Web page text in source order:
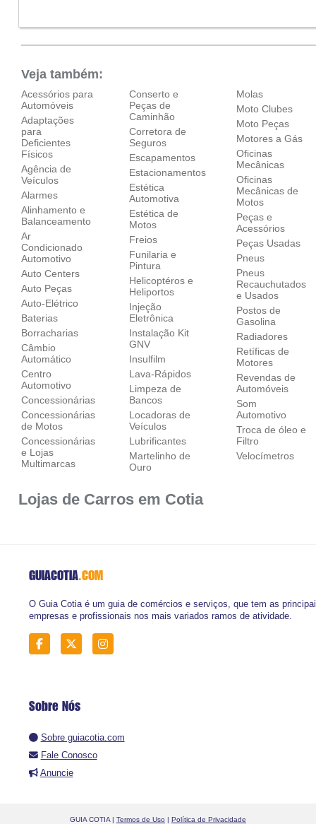
Veja também:
Acessórios para
Automóveis
Adaptações
para
Deficientes
Físicos
Agência de
Veículos
Alarmes
Alinhamento e
Balanceamento
Ar
Condicionado
Automotivo
Auto Centers
Auto Peças
Auto-Elétrico
Baterias
Borracharias
Câmbio
Automático
Centro
Automotivo
Concessionárias
Concessionárias
de Motos
Concessionárias
e Lojas
Multimarcas
Conserto e
Peças de
Caminhão
Corretora de
Seguros
Escapamentos
Estacionamentos
Estética
Automotiva
Estética de
Motos
Freios
Funilaria e
Pintura
Helicoptéros e
Heliportos
Injeção
Eletrônica
Instalação Kit
GNV
Insulfilm
Lava-Rápidos
Limpeza de
Bancos
Locadoras de
Veículos
Lubrificantes
Martelinho de
Ouro
Molas
Moto Clubes
Moto Peças
Motores a Gás
Oficinas
Mecânicas
Oficinas
Mecânicas de
Motos
Peças e
Acessórios
Peças Usadas
Pneus
Pneus
Recauchutados
e Usados
Postos de
Gasolina
Radiadores
Retíficas de
Motores
Revendas de
Automóveis
Som
Automotivo
Troca de óleo e
Filtro
Velocímetros
Lojas de Carros em Cotia
GUIACOTIA.COM
O Guia Cotia é um guia de comércios e serviços, que tem as
empresas e profissionais nos mais variados ramos de atividade.
Sobre Nós
Sobre guiacotia.com
Fale Conosco
Anuncie
GUIA COTIA | Termos de Uso | Política de Privacidade